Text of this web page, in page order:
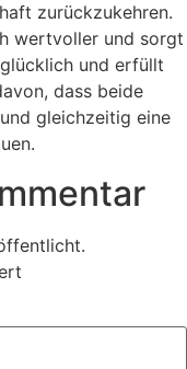
zurückzukehren.
wertvoller und sorgt
und erfüllt
dass beide
gleichzeitig eine